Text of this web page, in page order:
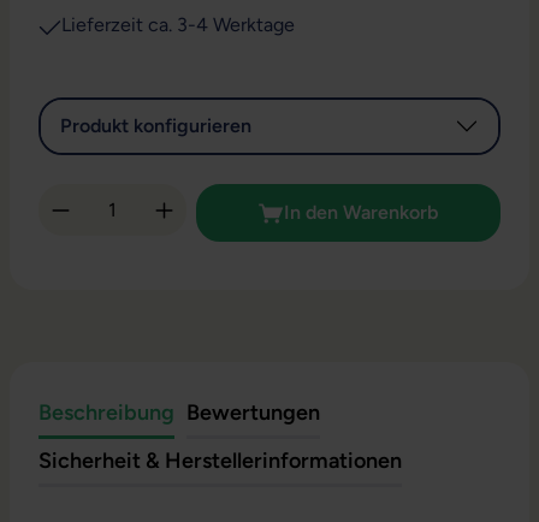
Lieferzeit ca. 3-4 Werktage
Produkt konfigurieren
Produkt Anzahl: Gib den gewünschten
In den Warenkorb
Beschreibung Bewertungen
Sicherheit & Herstellerinformationen